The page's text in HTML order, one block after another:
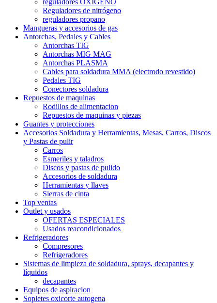
Reguladores de nitrógeno
reguladores propano
Mangueras y accesorios de gas
Antorchas, Pedales y Cables
Antorchas TIG
Antorchas MIG MAG
Antorchas PLASMA
Cables para soldadura MMA (electrodo revestido)
Pedales TIG
Conectores soldadura
Repuestos de maquinas
Rodillos de alimentacion
Repuestos de maquinas y piezas
Guantes y protecciones
Accesorios Soldadura y Herramientas, Mesas, Carros, Discos
y Pastas de pulir
Carros
Esmeriles y taladros
Discos y pastas de pulido
Accesorios de soldadura
Herramientas y llaves
Sierras de cinta
Top ventas
Outlet y usados
OFERTAS ESPECIALES
Usados reacondicionados
Refrigeradores
Compresores
Refrigeradores
Sistemas de limpieza de soldadura, sprays, decapantes y
líquidos
decapantes
Equipos de aspiracion
Sopletes oxicorte autogena